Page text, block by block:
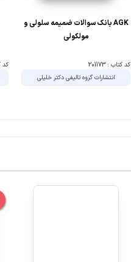
AGK بانک سوالات ضمیمه سلولی و
مولکولی
کد کتاب : 201173
انتشارات گروه تالیفی دکتر خلیلی
کد